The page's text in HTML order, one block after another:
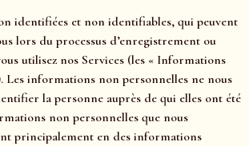
identifiées et non identifiables, qui peuvent
lors du processus d’enregistrement ou
utilisez nos Services (les « Informations
Les informations non personnelles ne nous
la personne auprès de qui elles ont été
non personnelles que nous
principalement en des informations